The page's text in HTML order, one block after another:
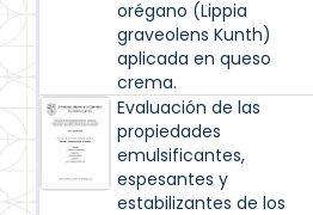
orégano (Lippia
graveolens Kunth)
aplicada en queso
crema.
Evaluación de las
propiedades
emulsificantes,
espesantes y
estabilizantes de los